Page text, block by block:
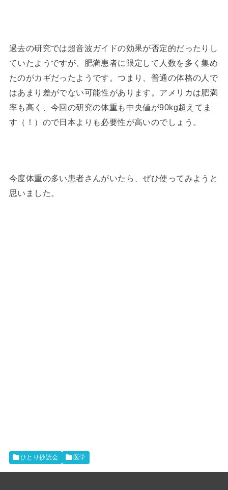
過去の研究では超音波ガイドの効果が否定的だったりし
ていたようですが、肥満患者に限定して人数を多く集め
たのがカギだったようです。つまり、普通の体格の人で
はあまり差がでない可能性があります。アメリカは肥満
率も高く、今回の研究の体重も中央値が90kg超えてま
す（！）ので日本よりも必要性が高いのでしょう。
今度体重の多い患者さんがいたら、ぜひ使ってみようと
思いました。
ひとり抄読会 医学